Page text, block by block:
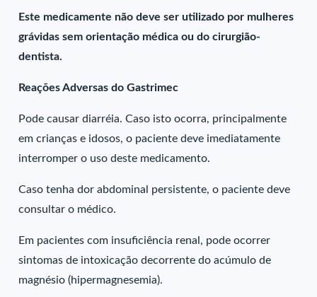
Este medicamente não deve ser utilizado por mulheres
grávidas sem orientação médica ou do cirurgião-
dentista.
Reações Adversas do Gastrimec
Pode causar diarréia. Caso isto ocorra, principalmente
em crianças e idosos, o paciente deve imediatamente
interromper o uso deste medicamento.
Caso tenha dor abdominal persistente, o paciente deve
consultar o médico.
Em pacientes com insuficiência renal, pode ocorrer
sintomas de intoxicação decorrente do acúmulo de
magnésio (hipermagnesemia).